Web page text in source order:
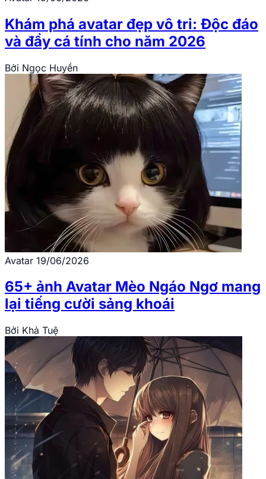
Khám phá avatar đẹp vô tri: Độc đáo
và đầy cá tính cho năm 2026
Bởi Ngọc Huyền
Avatar 19/06/2026
65+ ảnh Avatar Mèo Ngáo Ngơ mang
lại tiếng cười sảng khoái
Bởi Khả Tuệ